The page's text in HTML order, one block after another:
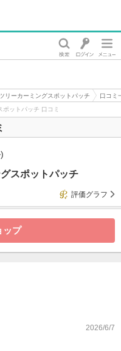
リーカーミングスポットパッチ
口コミ
ットパッチ 口コミ
スポットパッチ
評価グラフ
ップ
2026/6/7